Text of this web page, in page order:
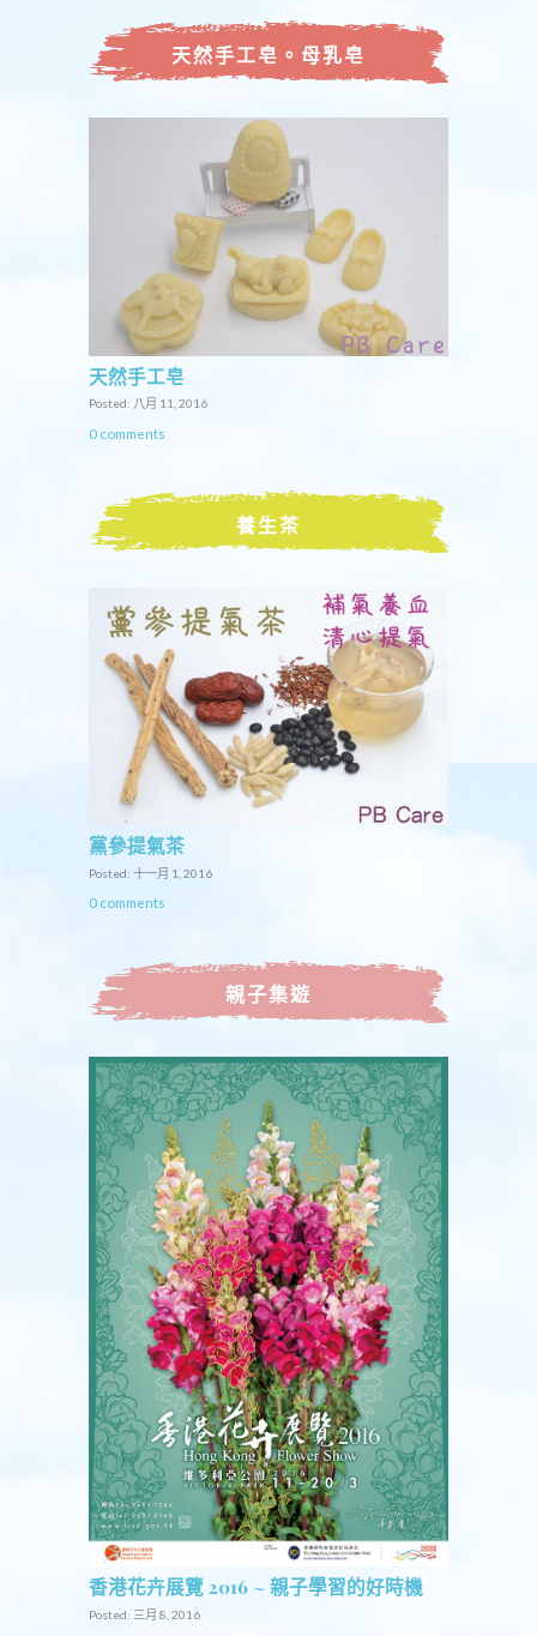
天然手工皂。母乳皂
天然手工皂
Posted: 八月 11, 2016
0 comments
養生茶
黨參提氣茶
Posted: 十一月 1, 2016
0 comments
親子集遊
香港花卉展覽 2016 ~ 親子學習的好時機
Posted: 三月 8, 2016